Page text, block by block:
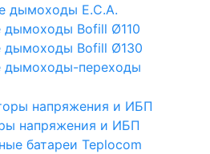
дымоходы E.C.A.
дымоходы Bofill Ø110
дымоходы Bofill Ø130
дымоходы-переходы
напряжения и ИБП
батареи Teplocom